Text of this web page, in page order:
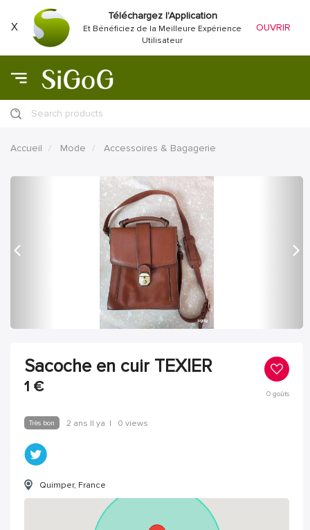
X
Téléchargez l'Application
Et Bénéficiez de la Meilleure Expérience
Utilisateur
OUVRIR
Search products
Accueil Mode Accessoires & Bagagerie
Sacoche en cuir TEXIER
1 € 0goûts
Très bon 2 ans Il ya | 0 views
Quimper, France